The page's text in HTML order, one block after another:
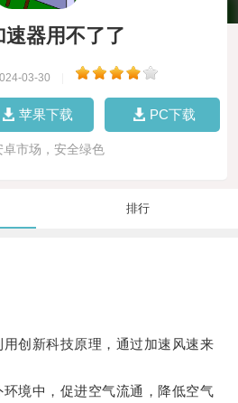
速器用不了了
03-30
苹果下载 PC下载
卓市场，安全绿色
排行
创新科技原理，通过加速风速来
境中，促进空气流通，降低空气